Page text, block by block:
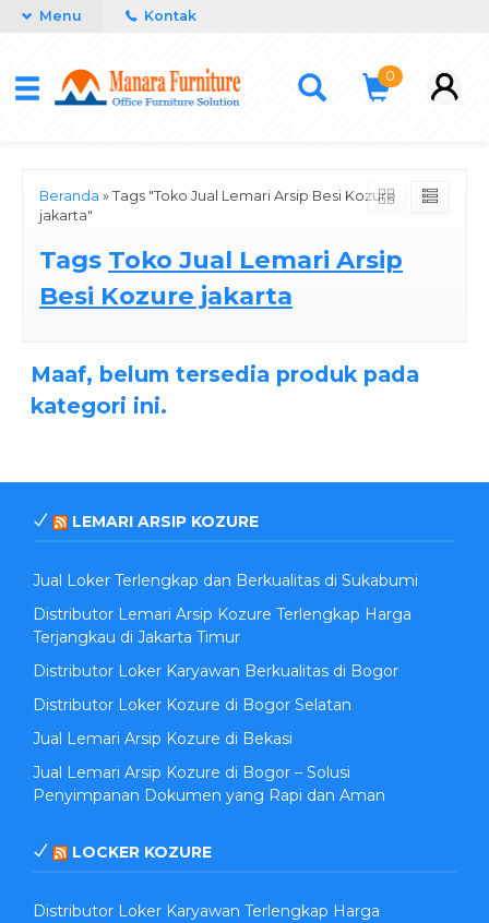
Menu Kontak
0
Beranda » Tags "Toko Jual Lemari Arsip Besi Kozure
jakarta"
Tags Toko Jual Lemari Arsip
Besi Kozure jakarta
Maaf, belum tersedia produk pada
kategori ini.
LEMARI ARSIP KOZURE
Jual Loker Terlengkap dan Berkualitas di Sukabumi
Distributor Lemari Arsip Kozure Terlengkap Harga
Terjangkau di Jakarta Timur
Distributor Loker Karyawan Berkualitas di Bogor
Distributor Loker Kozure di Bogor Selatan
Jual Lemari Arsip Kozure di Bekasi
Jual Lemari Arsip Kozure di Bogor – Solusi
Penyimpanan Dokumen yang Rapi dan Aman
LOCKER KOZURE
Distributor Loker Karyawan Terlengkap Harga